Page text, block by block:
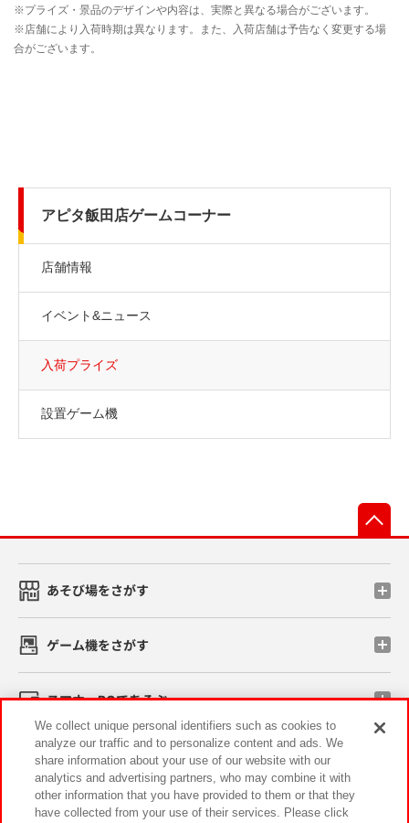
アピタ飯田店ゲームコーナー
店舗情報
イベント&ニュース
入荷プライズ
設置ゲーム機
あそび場をさがす
ゲーム機をさがす
スマホ・PCであそぶ
イベント・キャンペーン
We collect unique personal identifiers such as cookies to
analyze our traffic and to personalize content and ads. We
share information about your use of our website with our
analytics and advertising partners, who may combine it with
other information that you have provided to them or that they
have collected from your use of their services. Please click